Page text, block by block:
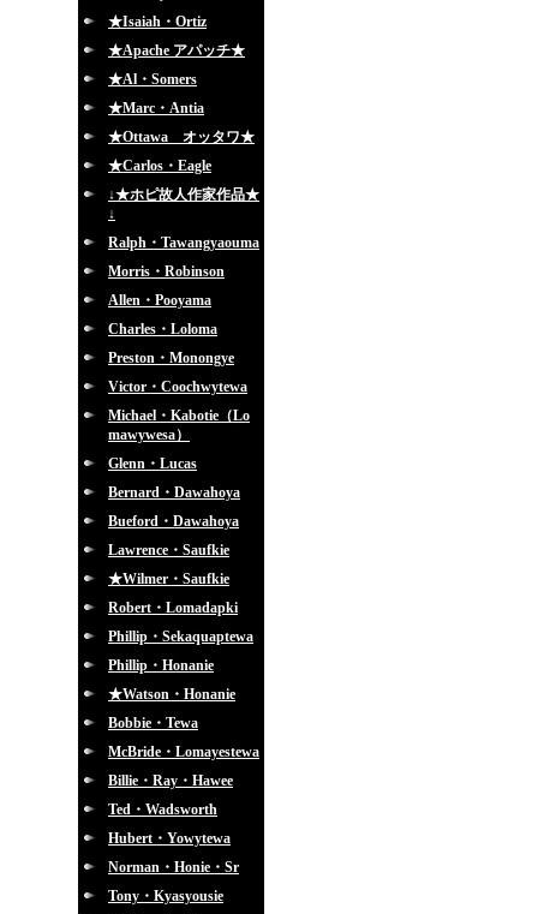
★Isaiah・Ortiz
★Apache アパッチ★
★Al・Somers
★Marc・Antia
★Ottawa オッタワ★
★Carlos・Eagle
↓★ホピ故人作家作品★
↓
Ralph・Tawangyaouma
Morris・Robinson
Allen・Pooyama
Charles・Loloma
Preston・Monongye
Victor・Coochwytewa
Michael・Kabotie（Lo
mawywesa）
Glenn・Lucas
Bernard・Dawahoya
Bueford・Dawahoya
Lawrence・Saufkie
★Wilmer・Saufkie
Robert・Lomadapki
Phillip・Sekaquaptewa
Phillip・Honanie
★Watson・Honanie
Bobbie・Tewa
McBride・Lomayestewa
Billie・Ray・Hawee
Ted・Wadsworth
Hubert・Yowytewa
Norman・Honie・Sr
Tony・Kyasyousie